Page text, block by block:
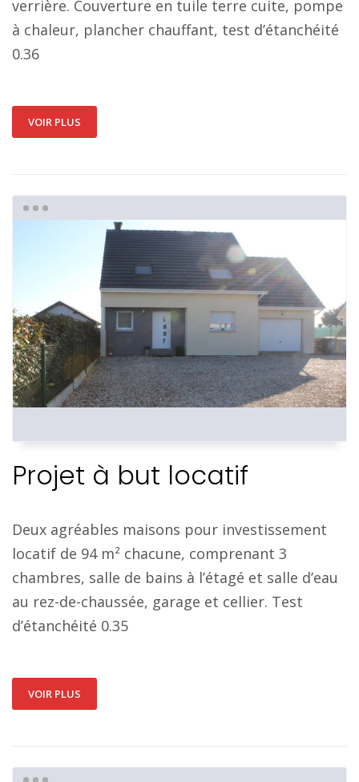
verrière. Couverture en tuile terre cuite, pompe
à chaleur, plancher chauffant, test d’étanchéité
0.36
VOIR PLUS
Projet à but locatif
Deux agréables maisons pour investissement
locatif de 94 m² chacune, comprenant 3
chambres, salle de bains à l’étagé et salle d’eau
au rez-de-chaussée, garage et cellier. Test
d’étanchéité 0.35
VOIR PLUS